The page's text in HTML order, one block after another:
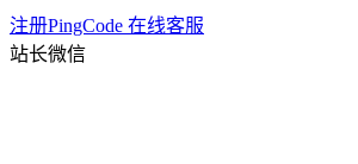
注册PingCode 在线客服
站长微信